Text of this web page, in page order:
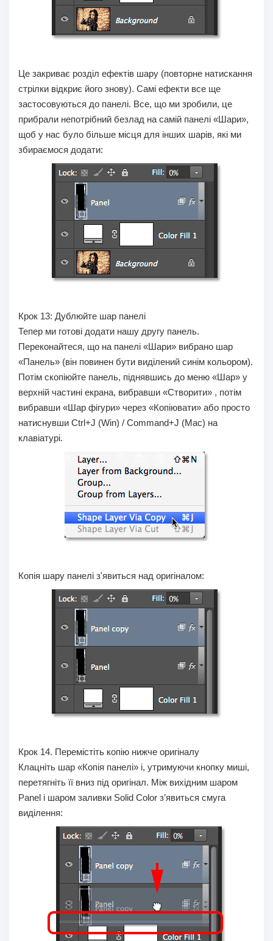
Це закриває розділ ефектів шару (повторне натискання
стрілки відкриє його знову). Самі ефекти все ще
застосовуються до панелі. Все, що ми зробили, це
прибрали непотрібний безлад на самій панелі «Шари»,
щоб у нас було більше місця для інших шарів, які ми
збираємося додати:
Крок 13: Дублюйте шар панелі
Тепер ми готові додати нашу другу панель.
Переконайтеся, що на панелі «Шари» вибрано шар
«Панель» (він повинен бути виділений синім кольором).
Потім скопіюйте панель, піднявшись до меню «Шар» у
верхній частині екрана, вибравши «Створити» , потім
вибравши «Шар фігури» через «Копіювати» або просто
натиснувши Ctrl+J (Win) / Command+J (Mac) на
клавіатурі.
Копія шару панелі з'явиться над оригіналом:
Крок 14. Перемістіть копію нижче оригіналу
Клацніть шар «Копія панелі» і, утримуючи кнопку миші,
перетягніть її вниз під оригінал. Між вихідним шаром
Panel і шаром заливки Solid Color з’явиться смуга
виділення: